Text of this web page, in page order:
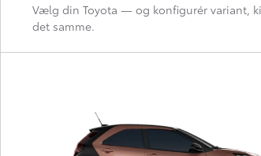
Vælg din Toyota — og konfigurér variant,
det samme.